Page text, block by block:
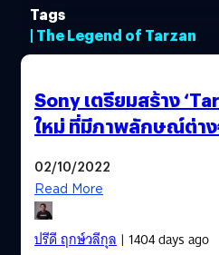
Tags
| The Legend of Tarzan
Sony เตรียมสร้าง
ใหม่ ที่มีภาพลักษณ์ต่าง
02/10/2022
Read More
ปรีดี ฤกษ์วลีกุล| 1404 days ago